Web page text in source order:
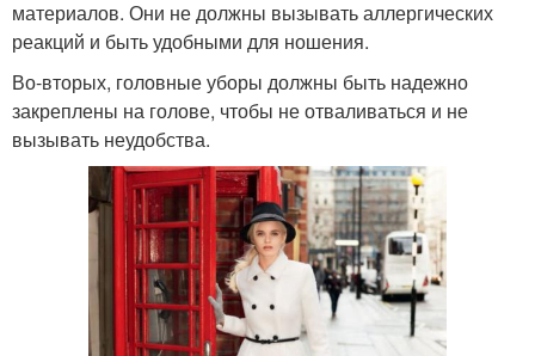
материалов. Они не должны вызывать аллергических
реакций и быть удобными для ношения.
Во-вторых, головные уборы должны быть надежно
закреплены на голове, чтобы не отваливаться и не
вызывать неудобства.